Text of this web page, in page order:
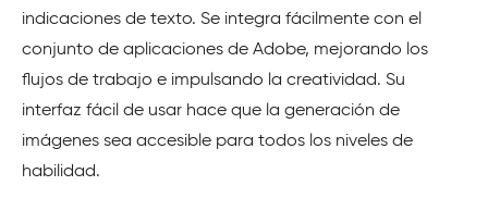
indicaciones de texto. Se integra fácilmente con el
conjunto de aplicaciones de Adobe, mejorando los
flujos de trabajo e impulsando la creatividad. Su
interfaz fácil de usar hace que la generación de
imágenes sea accesible para todos los niveles de
habilidad.